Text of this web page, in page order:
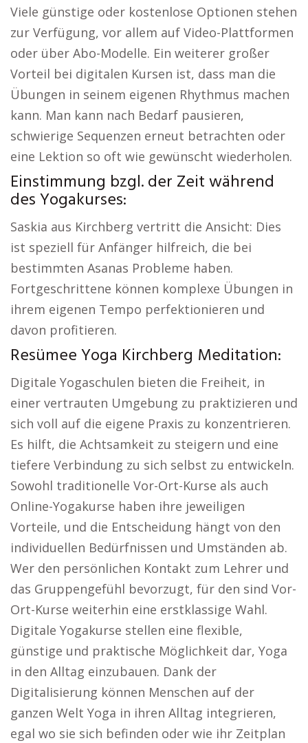
Viele günstige oder kostenlose Optionen stehen
zur Verfügung, vor allem auf Video-Plattformen
oder über Abo-Modelle. Ein weiterer großer
Vorteil bei digitalen Kursen ist, dass man die
Übungen in seinem eigenen Rhythmus machen
kann. Man kann nach Bedarf pausieren,
schwierige Sequenzen erneut betrachten oder
eine Lektion so oft wie gewünscht wiederholen.
Einstimmung bzgl. der Zeit während
des Yogakurses:
Saskia aus Kirchberg vertritt die Ansicht: Dies
ist speziell für Anfänger hilfreich, die bei
bestimmten Asanas Probleme haben.
Fortgeschrittene können komplexe Übungen in
ihrem eigenen Tempo perfektionieren und
davon profitieren.
Resümee Yoga Kirchberg Meditation:
Digitale Yogaschulen bieten die Freiheit, in
einer vertrauten Umgebung zu praktizieren und
sich voll auf die eigene Praxis zu konzentrieren.
Es hilft, die Achtsamkeit zu steigern und eine
tiefere Verbindung zu sich selbst zu entwickeln.
Sowohl traditionelle Vor-Ort-Kurse als auch
Online-Yogakurse haben ihre jeweiligen
Vorteile, und die Entscheidung hängt von den
individuellen Bedürfnissen und Umständen ab.
Wer den persönlichen Kontakt zum Lehrer und
das Gruppengefühl bevorzugt, für den sind Vor-
Ort-Kurse weiterhin eine erstklassige Wahl.
Digitale Yogakurse stellen eine flexible,
günstige und praktische Möglichkeit dar, Yoga
in den Alltag einzubauen. Dank der
Digitalisierung können Menschen auf der
ganzen Welt Yoga in ihren Alltag integrieren,
egal wo sie sich befinden oder wie ihr Zeitplan